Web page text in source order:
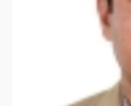
Kazi
Rahma্‌n
of